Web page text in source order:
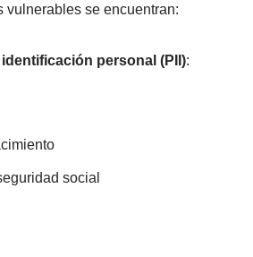
vulnerables se encuentran:
personal (PII):
social